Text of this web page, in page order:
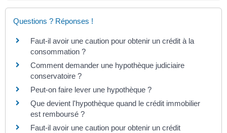
Questions ? Réponses !
Faut-il avoir une caution pour obtenir un crédit à la
consommation ?
Comment demander une hypothèque judiciaire
conservatoire ?
Peut-on faire lever une hypothèque ?
Que devient l'hypothèque quand le crédit immobilier
est remboursé ?
Faut-il avoir une caution pour obtenir un crédit